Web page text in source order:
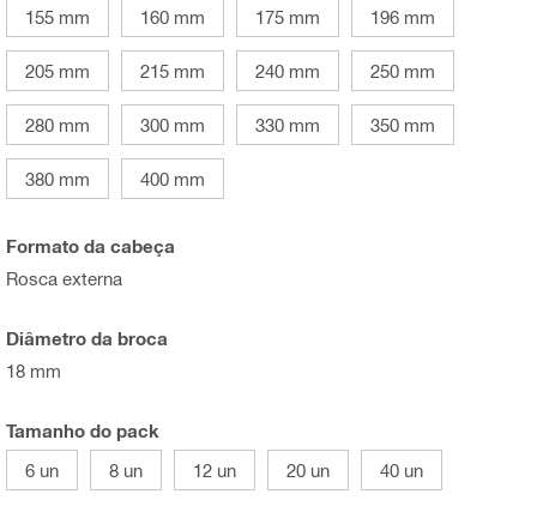
155 mm 160 mm 175 mm 196 mm
205 mm 215 mm 240 mm 250 mm
280 mm 300 mm 330 mm 350 mm
380 mm 400 mm
Formato da cabeça
Rosca externa
Diâmetro da broca
18 mm
Tamanho do pack
6 un
8 un 12 un 20 un 40 un